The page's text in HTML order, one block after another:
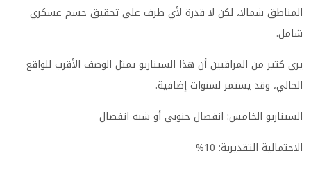
المناطق شمالا، لكن لا قدرة لأي طرف على تحقيق حسم عسكري
شامل.
يرى كثير من المراقبين أن هذا السيناريو يمثل الوصف الأقرب للواقع
الحالي، وقد يستمر لسنوات إضافية.
السيناريو الخامس: انفصال جنوبي أو شبه انفصال
الاحتمالية التقديرية: 10%